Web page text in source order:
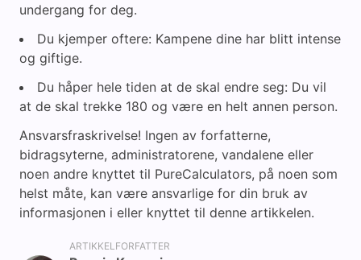
undergang for deg.
Du kjemper oftere: Kampene dine har blitt intense
og giftige.
Du håper hele tiden at de skal endre seg: Du vil
at de skal trekke 180 og være en helt annen person.
Ansvarsfraskrivelse! Ingen av forfatterne,
bidragsyterne, administratorene, vandalene eller
noen andre knyttet til PureCalculators, på noen som
helst måte, kan være ansvarlige for din bruk av
informasjonen i eller knyttet til denne artikkelen.
ARTIKKELFORFATTER